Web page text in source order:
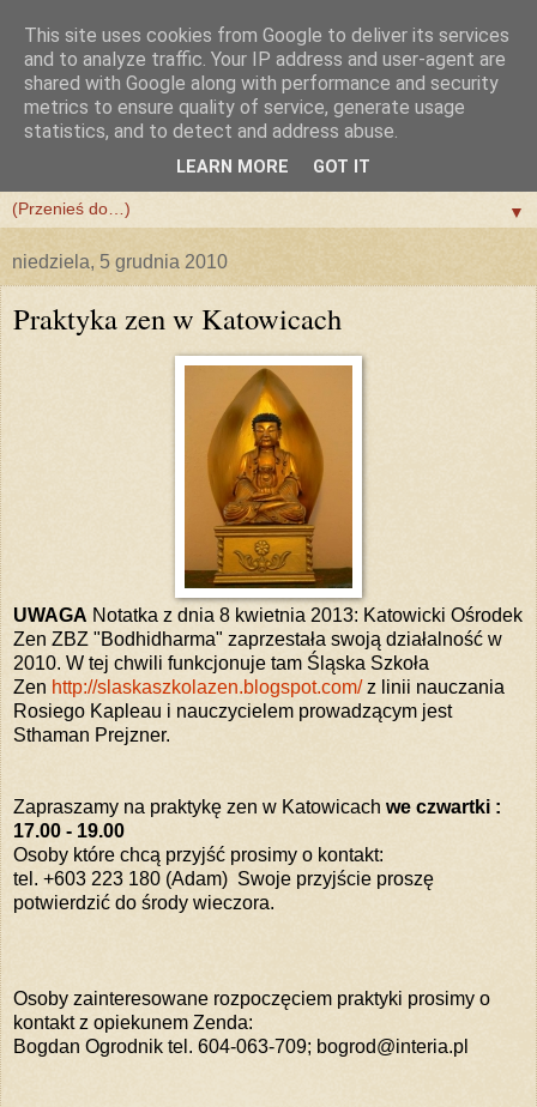
▼
niedziela, 5 grudnia 2010
Praktyka zen w Katowicach
UWAGA Notatka z dnia 8 kwietnia 2013: Katowicki Ośrodek
Zen ZBZ "Bodhidharma" zaprzestała swoją działalność w
2010. W tej chwili funkcjonuje tam Śląska Szkoła
Zen http://slaskaszkolazen.blogspot.com/z linii nauczania
Rosiego Kapleau i nauczycielem prowadzącym jest
Sthaman Prejzner.
Zapraszamy na praktykę zen w Katowicach we czwartki :
17.00 - 19.00
Osoby które chcą przyjść prosimy o kontakt:
tel. +603 223 180 (Adam) Swoje przyjście proszę
potwierdzić do środy wieczora.
Osoby zainteresowane rozpoczęciem praktyki prosimy o
kontakt z opiekunem Zenda:
Bogdan Ogrodnik tel. 604-063-709; bogrod@interia.pl
This site uses cookies from Google to deliver its services
and to analyze traffic. Your IP address and user-agent are
shared with Google along with performance and security
metrics to ensure quality of service, generate usage
statistics, and to detect and address abuse.
LEARN MORE GOT IT